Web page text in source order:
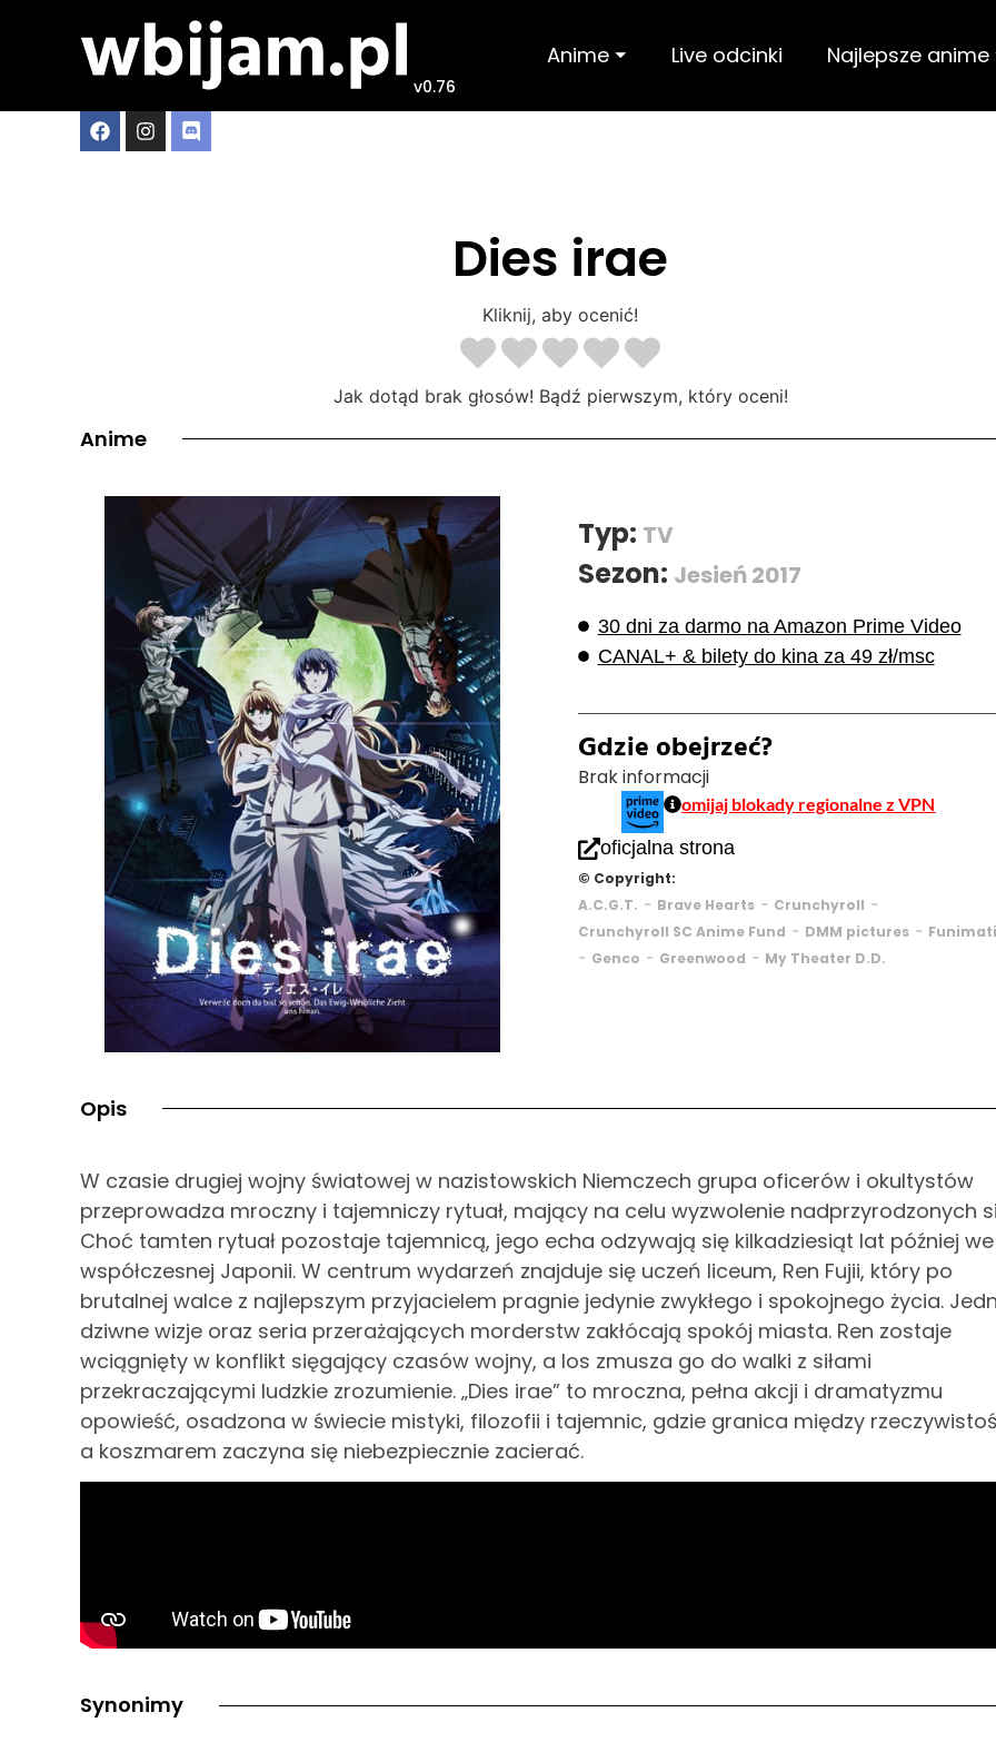
v0.76
Anime ⏷ Live odcinki Najlepsze anime
Dies irae
Kliknij, aby ocenić!
Jak dotąd brak głosów! Bądź pierwszym, który oceni!
Anime
Typ: TV
Sezon: Jesień 2017
30 dni za darmo na Amazon Prime Video
CANAL+ & bilety do kina za 49 zł/msc
Gdzie obejrzeć?
Brak informacji
omijaj blokady regionalne z VPN
oficjalna strona
© Copyright:
A.C.G.T. - Brave Hearts - Crunchyroll -
Crunchyroll SC Anime Fund - DMM pictures -
- Genco - Greenwood - My Theater D.D.
Opis
W czasie drugiej wojny światowej w nazistowskich Niemczech grupa oficerów i okultystów
przeprowadza mroczny i tajemniczy rytuał, mający na celu wyzwolenie nadprzyrodzonych
Choć tamten rytuał pozostaje tajemnicą, jego echa odzywają się kilkadziesiąt lat później we
współczesnej Japonii. W centrum wydarzeń znajduje się uczeń liceum, Ren Fujii, który po
brutalnej walce z najlepszym przyjacielem pragnie jedynie zwykłego i spokojnego życia.
dziwne wizje oraz seria przerażających morderstw zakłócają spokój miasta. Ren zostaje
wciągnięty w konflikt sięgający czasów wojny, a los zmusza go do walki z siłami
przekraczającymi ludzkie zrozumienie. „Dies irae” to mroczna, pełna akcji i dramatyzmu
opowieść, osadzona w świecie mistyki, filozofii i tajemnic, gdzie granica między
a koszmarem zaczyna się niebezpiecznie zacierać.
Synonimy